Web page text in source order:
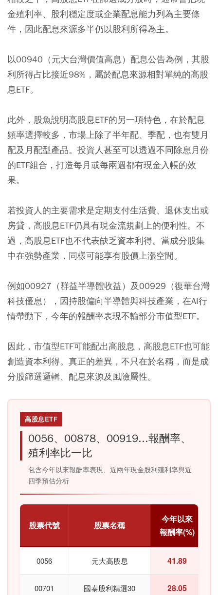
金殖利率、股利穩定度或企業配息能力列為主要條
件，因此配息來源多半仍以股利所得為主。
以00940（元大台灣價值高息）配息公告為例，其股
利所得占比接近98%，屬於配息來源相對單純的高股
息ETF。
此外，股魚說明高股息ETF的另一項特色，在於配息
頻率選擇較多，市場上除了半年配、季配，也有雙月
配及月配型產品。投資人甚至可以透過不同除息月份
的ETF組合，打造每月或每兩週都有現金入帳的效
果。
若投資人的主要需求是定期支付生活費、退休支出或
房貸，高股息ETF仍具有現金流規劃上的便利性。 不
過，高股息ETF也不代表缺乏資本利得。當成分股集
中在強勢產業，同樣可能享有股價上漲空間。
例如00927（群益半導體收益）及00929（復華台灣
科技優息），因持股偏向半導體與科技產業，在AI行
情帶動下，今年的報酬率表現不輸部分市值型ETF。
因此，市值型ETF可能配出高股息，高股息ETF也可能
創造資本利得。真正的差異，不只在於名稱，而是成
分股篩選邏輯、配息來源及風險屬性。
高股息ETF
0056、00878、00919...報酬率、
殖利率比一比
包含今年以來報酬率表現、近兩年現金股利殖利率與近
四季預估分析
股票代號 股票名稱
今年以來
報酬率(%)
0056 元大高股息 41.89
00701 國泰股利精選30 28.05